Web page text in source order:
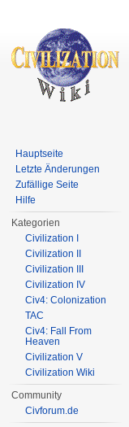
Hauptseite
Letzte Änderungen
Zufällige Seite
Hilfe
Kategorien
Civilization I
Civilization II
Civilization III
Civilization IV
Civ4: Colonization
TAC
Civ4: Fall From
Heaven
Civilization V
Civilization Wiki
Community
Civforum.de